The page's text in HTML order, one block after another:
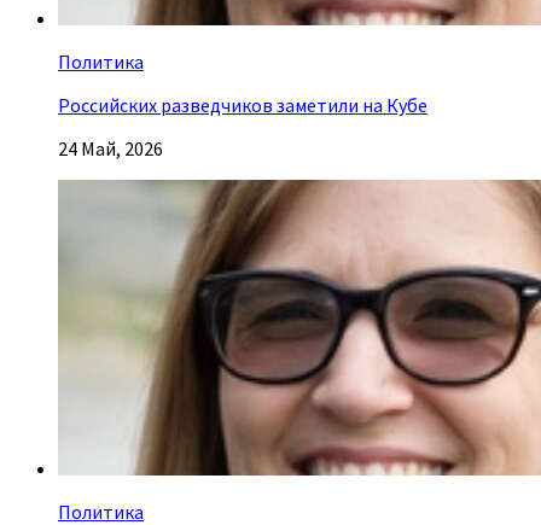
Политика
Российских разведчиков заметили на Кубе
24 Май, 2026
Политика